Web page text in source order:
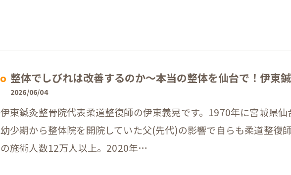
整体でしびれは改善するのか〜本当の整体を仙台で！伊東
2026/06/04
伊東鍼灸整骨院代表柔道整復師の伊東義晃です。1970年に宮城県
幼少期から整体院を開院していた父(先代)の影響で自らも柔道整復
の施術人数12万人以上。2020年…